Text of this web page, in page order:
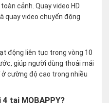
cảnh. Quay video HD
quay video chuyển động
động liên tục trong vòng 10
giúp người dùng thoải mái
cường độ cao trong nhiều
4 tại MOBAPPY?